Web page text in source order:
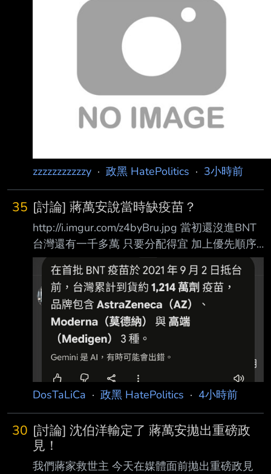
zzzzzzzzzzzy · 政黑 HatePolitics · 3小時前
35 [討論] 蔣萬安說當時缺疫苗？
http://i.imgur.com/z4byBru.jpg 當初還沒進BNT
台灣還有一千多萬 只要分配得宜 加上優先順序
以及後續台灣製造的高端補上 基本上就可以度
過疫苗偏少的狀況 我是不懂蔣萬安為什麼說當
時缺疫苗 那既然缺疫苗 陳時中就更沒有阻擋的
理由 唯一解釋就是國民黨力挺的法律顧問 “說不
定“國民黨也想分 加上可以讓上海代理商賺錢 還
可以賺名聲 話說回來 所以蔣萬安說當初缺疫苗
他有去查證過了嗎 以及 高端真的不錯 經過這幾
年的實驗證明 確實是有效的疫苗 當初都被國民
黨抹黑了 --
DosTaLiCa · 政黑 HatePolitics · 4小時前
30 [討論] 沈伯洋輸定了 蔣萬安拋出重磅政
見！
我們蔣家救世主 今天在媒體面前拋出重磅政見